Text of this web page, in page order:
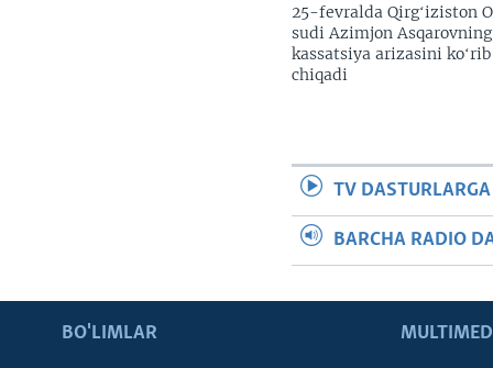
25-fevralda Qirgʻiziston
sudi Azimjon Asqarovning
kassatsiya arizasini koʻrib
chiqadi
TV
BARCHA RADIO
BO'LIMLAR